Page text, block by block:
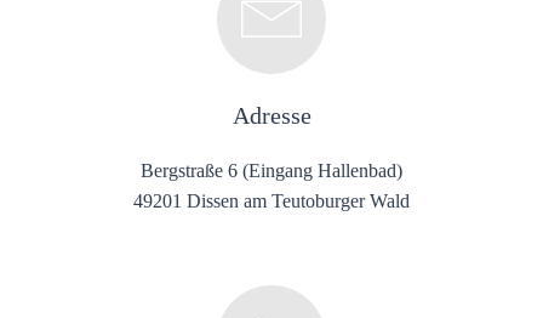
Adresse
Bergstraße 6 (Eingang Hallenbad)
49201 Dissen am Teutoburger Wald